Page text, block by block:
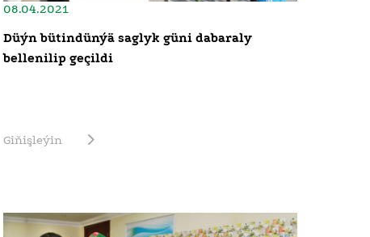
08.04.2021
Düýn bütindünýä saglyk güni dabaraly
bellenilip geçildi
Giňişleýin